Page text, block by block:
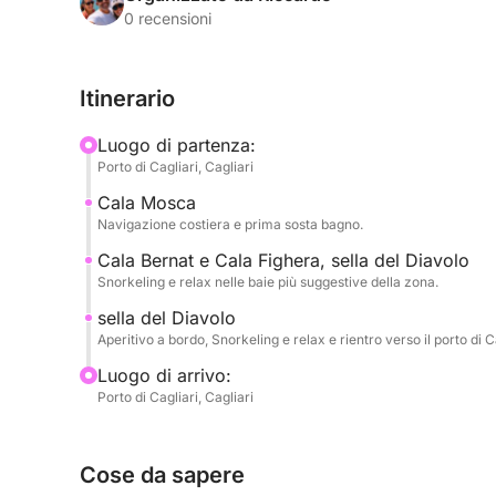
Nuoterai nelle acque limpide di:
🏝️ Grotta dei Colombi
Durante il tour potrai:
☀️ rilassarti al sole
🤿 fare snorkeling e tuffi
📸 scattare foto spettacolari
🌊 vivere il mare in totale libertà
✅ Tutto incluso, zero pensieri
🚤 Barca privata fino a 4 persone
👨‍✈️ Skipper professionista
🎵 Musica soft a bordo
0 recensioni
Itinerario
Luogo di partenza:
Porto di Cagliari, Cagliari
Cala Mosca
Navigazione costiera e prima sosta bagno.
Cala Bernat e Cala Fighera, sella del Diavolo
Snorkeling e relax nelle baie più suggestive della zona.
sella del Diavolo
Aperitivo a bordo, Snorkeling e relax e rientro verso il porto di
Luogo di arrivo:
Porto di Cagliari, Cagliari
Cose da sapere